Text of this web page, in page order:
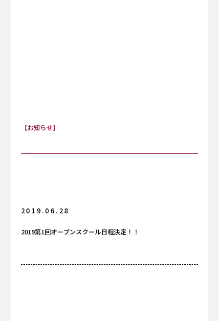
【お知らせ】
2019.06.28
2019第1回オープンスクール日程決定！！